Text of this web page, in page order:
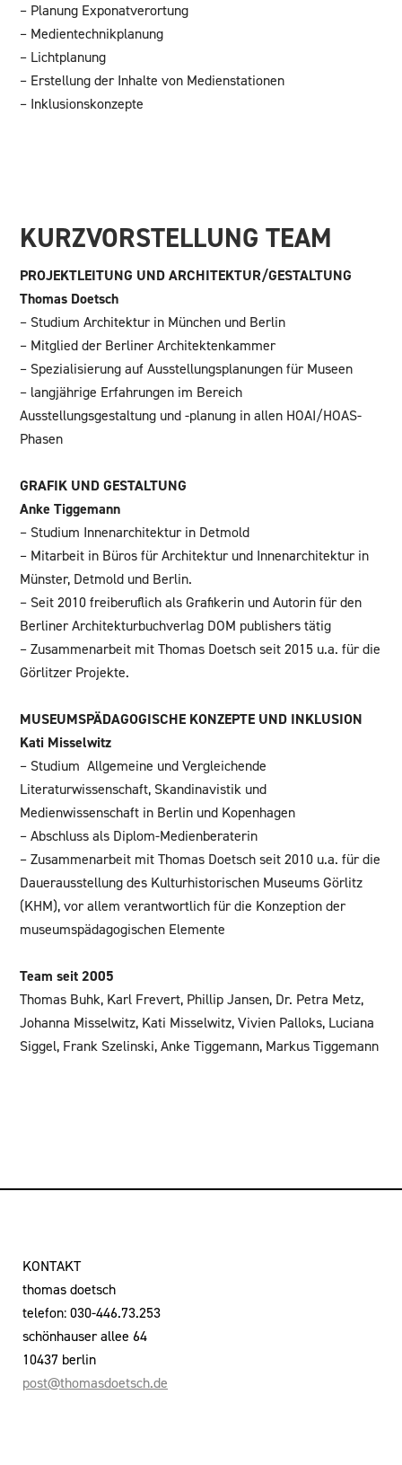
– Planung Exponatverortung
– Medientechnikplanung
– Lichtplanung
– Erstellung der Inhalte von Medienstationen
– Inklusionskonzepte
KURZVORSTELLUNG TEAM
PROJEKTLEITUNG UND ARCHITEKTUR/GESTALTUNG
Thomas Doetsch
– Studium Architektur in München und Berlin
– Mitglied der Berliner Architektenkammer
– Spezialisierung auf Ausstellungsplanungen für Museen
– langjährige Erfahrungen im Bereich
Ausstellungsgestaltung und -planung in allen HOAI/HOAS-
Phasen
GRAFIK UND GESTALTUNG
Anke Tiggemann
– Studium Innenarchitektur in Detmold
– Mitarbeit in Büros für Architektur und Innenarchitektur in
Münster, Detmold und Berlin.
– Seit 2010 freiberuflich als Grafikerin und Autorin für den
Berliner Architekturbuchverlag DOM publishers tätig
– Zusammenarbeit mit Thomas Doetsch seit 2015 u.a. für die
Görlitzer Projekte.
MUSEUMSPÄDAGOGISCHE KONZEPTE UND INKLUSION
Kati Misselwitz
– Studium Allgemeine und Vergleichende
Literaturwissenschaft, Skandinavistik und
Medienwissenschaft in Berlin und ­Kopenhagen
– Abschluss als Diplom-Medienberaterin
– Zusammenarbeit mit Thomas Doetsch seit 2010 u.a. für die
Dauerausstellung des Kulturhistorischen Museums Görlitz
(KHM), vor allem verantwortlich für die Konzeption der
museumspädagogischen Elemente
Team seit 2005
Thomas Buhk, Karl Frevert, Phillip Jansen, Dr. Petra Metz,
Johanna Misselwitz, Kati Misselwitz, Vivien Palloks, Luciana
Siggel, Frank Szelinski, Anke Tiggemann, Markus Tiggemann
KONTAKT
thomas doetsch
telefon: 030-446.73.253
schönhauser allee 64
10437 berlin
post@thomasdoetsch.de